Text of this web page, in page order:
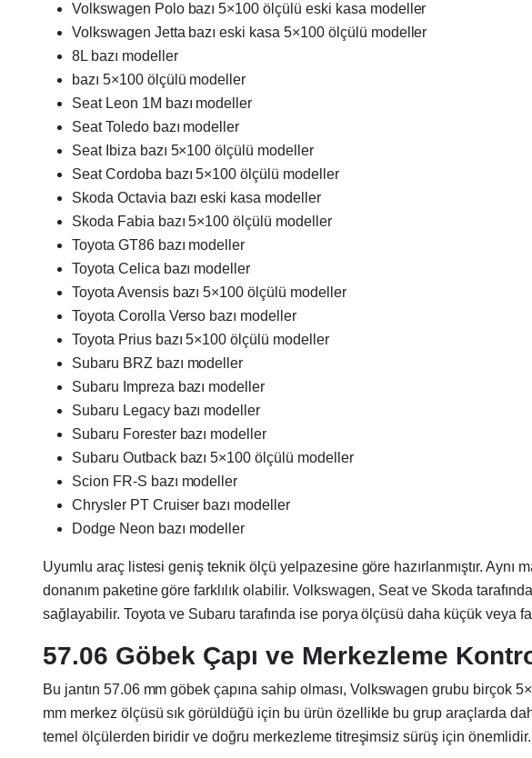
Volkswagen Polo bazı 5×100 ölçülü eski kasa modeller
Volkswagen Jetta bazı eski kasa 5×100 ölçülü modeller
8L bazı modeller
bazı 5×100 ölçülü modeller
Seat Leon 1M bazı modeller
Seat Toledo bazı modeller
Seat Ibiza bazı 5×100 ölçülü modeller
Seat Cordoba bazı 5×100 ölçülü modeller
Skoda Octavia bazı eski kasa modeller
Skoda Fabia bazı 5×100 ölçülü modeller
Toyota GT86 bazı modeller
Toyota Celica bazı modeller
Toyota Avensis bazı 5×100 ölçülü modeller
Toyota Corolla Verso bazı modeller
Toyota Prius bazı 5×100 ölçülü modeller
Subaru BRZ bazı modeller
Subaru Impreza bazı modeller
Subaru Legacy bazı modeller
Subaru Forester bazı modeller
Subaru Outback bazı 5×100 ölçülü modeller
Scion FR-S bazı modeller
Chrysler PT Cruiser bazı modeller
Dodge Neon bazı modeller
Uyumlu araç listesi geniş teknik ölçü yelpazesine göre hazırlanmıştır. Aynı
donanım paketine göre farklılık olabilir. Volkswagen, Seat ve Skoda
sağlayabilir. Toyota ve Subaru tarafında ise porya ölçüsü daha küçük veya
57.06 Göbek Çapı ve Merkezleme
Bu jantın 57.06 mm göbek çapına sahip olması, Volkswagen grubu birçok
mm merkez ölçüsü sık görüldüğü için bu ürün özellikle bu grup araçlarda
temel ölçülerden biridir ve doğru merkezleme titreşimsiz sürüş için önemlidir.